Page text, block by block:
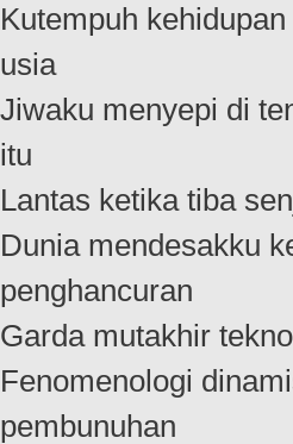
Kutempuh
usia
Jiwaku menyepi di
itu
Lantas ketika tiba
Dunia mendesakku
penghancuran
Garda mutakhir
Fenomenologi
pembunuhan